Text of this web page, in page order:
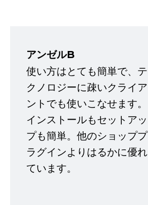
アンゼルB
使い方はとても簡単で、テ
クノロジーに疎いクライア
ントでも使いこなせます。
インストールもセットアッ
プも簡単。他のショッププ
ラグインよりはるかに優れ
ています。